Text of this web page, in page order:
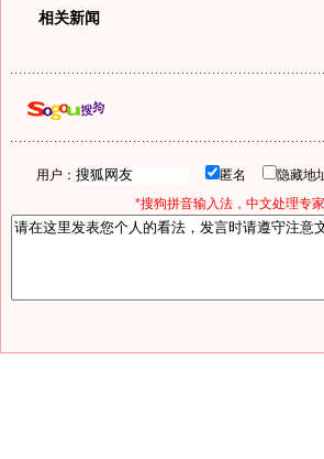
相关新闻
用户： 匿名 隐藏
*搜狗拼音输入法，中文处理专